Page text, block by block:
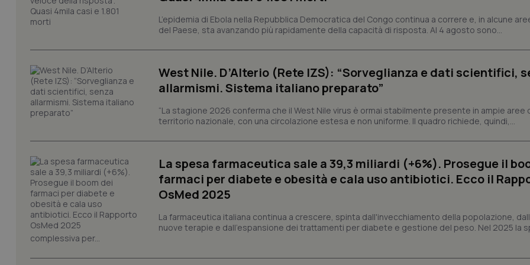
L’epidemia di Ebola nella Repubblica Democratica del Congo continua a correre e, in alcune
del Paese, sta avanzando più rapidamente della capacità di risposta. Al 4 agosto sono...
West Nile. D’Alterio (Rete IZS): “Sorveglianza e dati scientifici,
allarmismi. Sistema italiano preparato”
“La stagione 2026 conferma che il West Nile virus è ormai stabilmente presente in ampie aree
territorio nazionale, con una circolazione estesa e non uniforme. Il quadro richiede, quindi,...
La spesa farmaceutica sale a 39,3 miliardi (+6%). Prosegue il
farmaci per diabete e obesità e cala uso antibiotici. Ecco il
OsMed 2025
La farmaceutica italiana continua a crescere, spinta dall'invecchiamento della popolazione,
nuove terapie e dall'espansione dei trattamenti per diabete e gestione del peso. Nel 2025 la
complessiva per...
I cookie necessari contribuiscono a rendere fruibile il sito web abilitandone funzionalità di base quali la
VISITOR_PRIVACY_METADATA
YouTube
.youtube.com
5 mesi 4
Questo cookie viene utilizzato
impostazioni sulla privacy,
preferenze siano onorate nelle
www.quotidianosanita.it
settimane
Script.com per ricordare le
dei cookie di Cookie-Script.com
correttamente.
tracking-sites-ironfish-
tracking-enable
www.quotidianosanita.it
4
Questo cookie è impostato
tracking-sites-ironfish-
session-id
www.quotidianosanita.it
4
settimane
Questo cookie è impostato
assegnare un identificatore
mese
Universal Analytics, che è un